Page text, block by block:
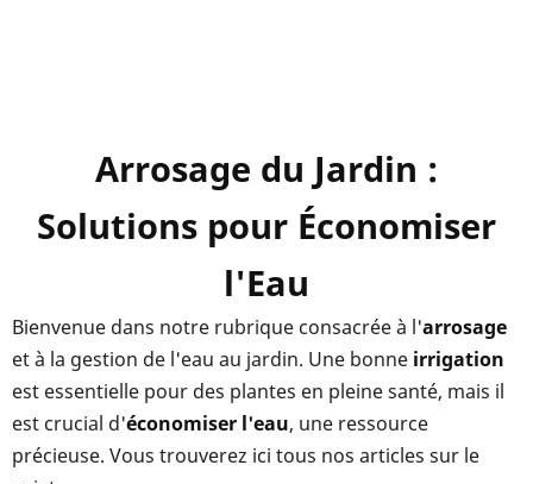
Arrosage du Jardin :
Solutions pour Économiser
l'Eau
Bienvenue dans notre rubrique consacrée à l'arrosage
et à la gestion de l'eau au jardin. Une bonne irrigation
est essentielle pour des plantes en pleine santé, mais il
est crucial d'économiser l'eau, une ressource
précieuse. Vous trouverez ici tous nos articles sur le